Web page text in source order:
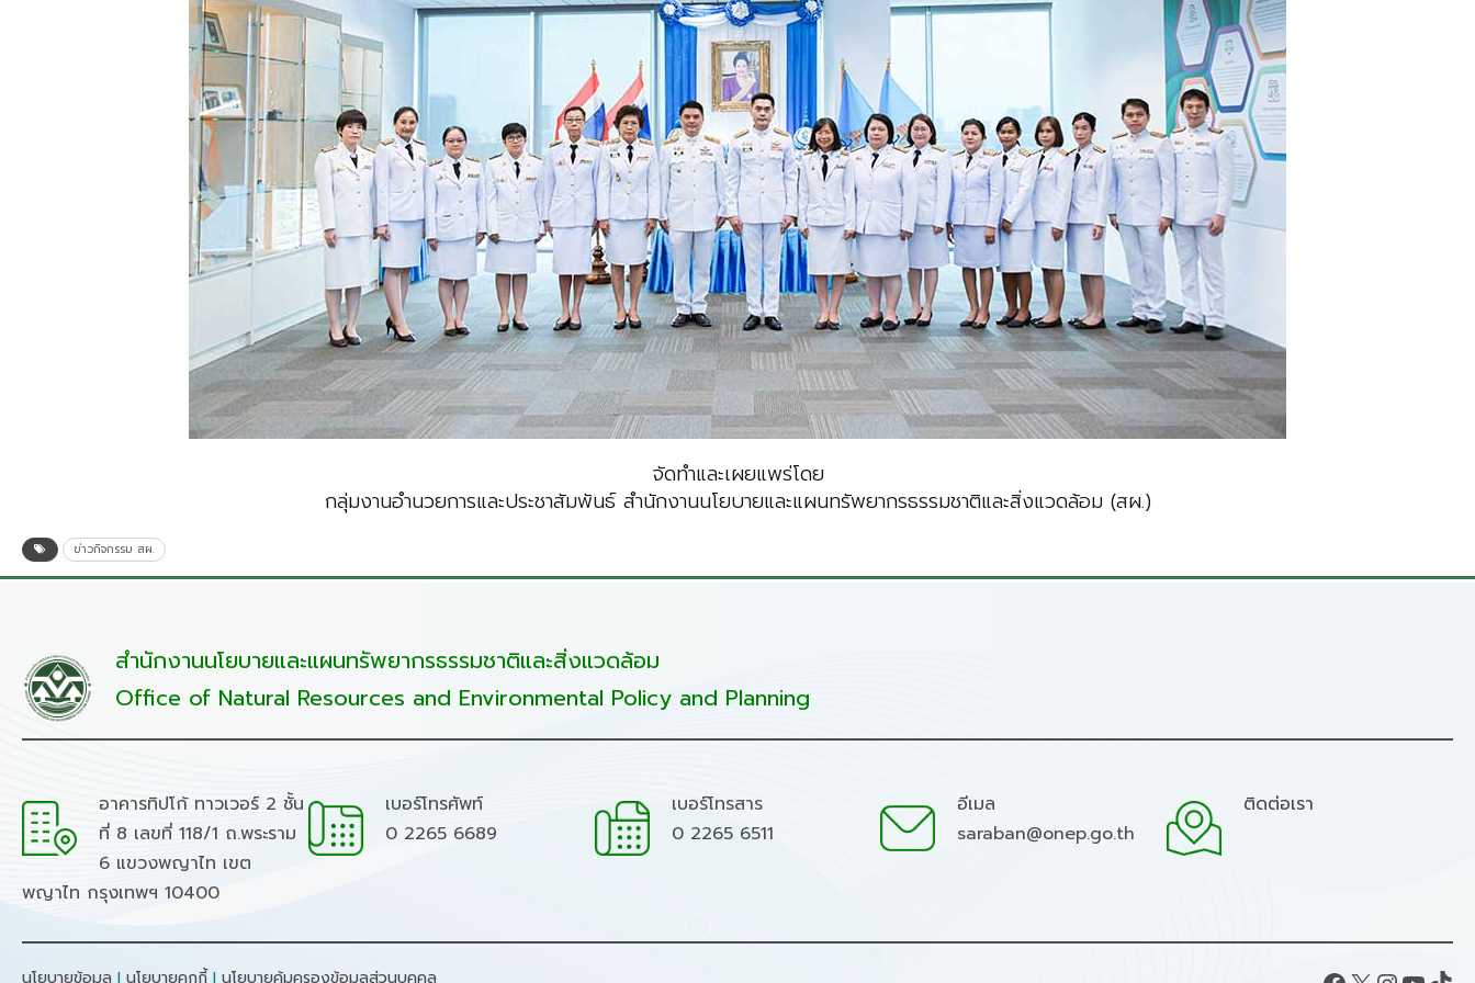
จัดทำและเผยแพร่โดย
กลุ่มงานอำนวยการและประชาสัมพันธ์ สำนักงานนโยบายและแผนทรัพยากรธรรมชาติและสิ่งแวดล้อม (สผ.)
ข่าวกิจกรรม สผ.
สำนักงานนโยบายและแผนทรัพยากรธรรมชาติและสิ่งแวดล้อม
Office of Natural Resources and Environmental Policy and Planning
อาคารทิปโก้ ทาวเวอร์ 2 ชั้น
ที่ 8 เลขที่ 118/1 ถ.พระราม
6 แขวงพญาไท เขต
พญาไท กรุงเทพฯ 10400
เบอร์โทรศัพท์
0 2265 6689
เบอร์โทรสาร
0 2265 6511
อีเมล
saraban@onep.go.th
ติดต่อเรา
นโยบายข้อมูล I นโยบายคุกกี้ I นโยบายคุ้มครองข้อมูลส่วนบุคคล